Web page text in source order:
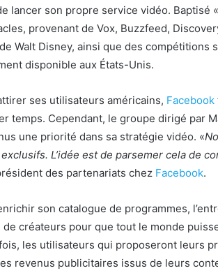
lancer son propre service vidéo. Baptisé
provenant de Vox, Buzzfeed,
Walt Disney, ainsi que des compétitions
disponible aux États-Unis.
ses utilisateurs américains, Facebook
temps. Cependant, le groupe dirigé par
une priorité dans sa stratégie vidéo. «
L’idée est de parsemer cela de
des partenariats chez Facebook.
son catalogue de programmes,
de créateurs pour que tout le monde
les utilisateurs qui proposeront leurs
revenus publicitaires issus de leurs